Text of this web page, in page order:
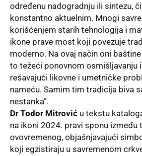
određenu nadogradnju ili sintezu,
konstantno aktuelnim. Mnogi
korišćenjem starih tehnologija i
ikone prave most koji povezuje
moderno. Na ovaj način oni
to težeći ponovnom osmišljavanju
rešavajući likovne i umetničke
nameću. Samim tim tradicija biva
nestanka”.
Dr Todor Mitrović u tekstu
na ikoni 2024. pravi sponu između
ovovremenog, objašnjavajući
koji egzistiraju u savremenom